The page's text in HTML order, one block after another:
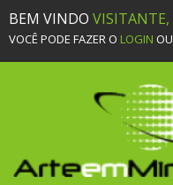
BEM VINDO VISITANTE,
VOCÊ PODE FAZER O LOGIN OU